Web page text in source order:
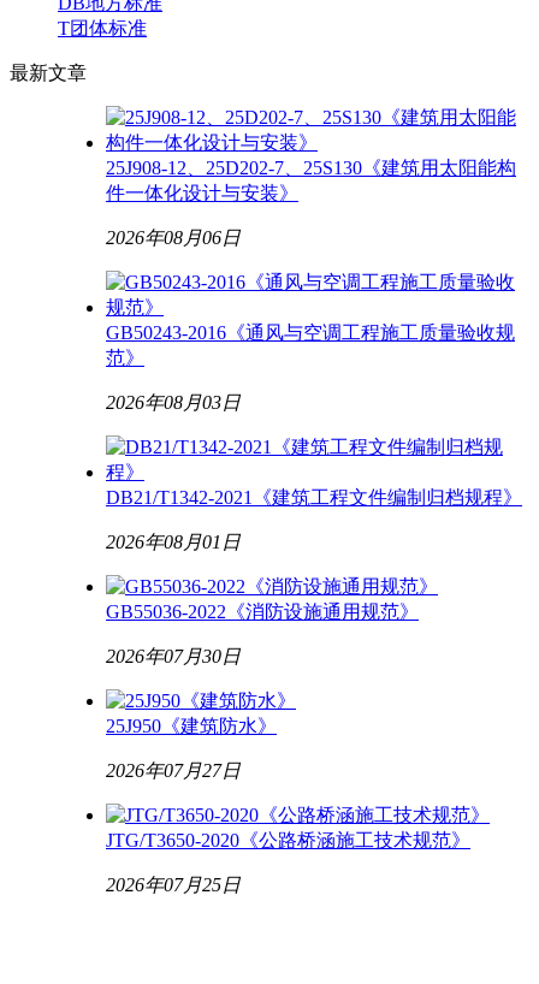
T团体标准
最新文章
25J908-12、25D202-7、25S130《建筑用太阳能构
件一体化设计与安装》
2026年08月06日
GB50243-2016《通风与空调工程施工质量验收规
范》
2026年08月03日
DB21/T1342-2021《建筑工程文件编制归档规程》
2026年08月01日
GB55036-2022《消防设施通用规范》
2026年07月30日
25J950《建筑防水》
2026年07月27日
JTG/T3650-2020《公路桥涵施工技术规范》
2026年07月25日